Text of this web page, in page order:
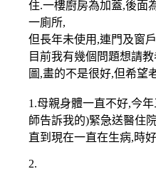
住.一樓廚房為加蓋,後面
一廁所,
但長年未使用,連門及窗
目前我有幾個問題想請
圖,畫的不是很好,但希望
1.母親身體一直不好,今
師告訴我的)緊急送醫住
直到現在一直在生病,時
2.